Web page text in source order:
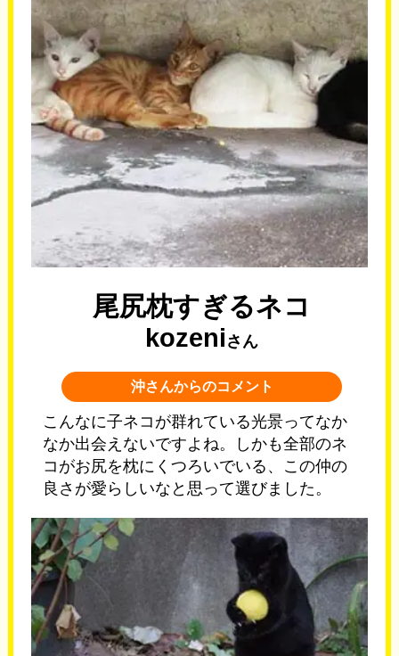
尾尻枕すぎるネコ
kozeni さん
沖さんからのコメント
こんなに子ネコが群れている光景ってなか
なか出会えないですよね。しかも全部のネ
コがお尻を枕にくつろいでいる、この仲の
良さが愛らしいなと思って選びました。